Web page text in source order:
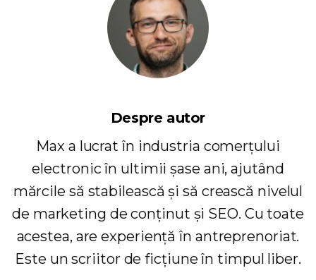
Despre autor
Max a lucrat în industria comerțului
electronic în ultimii șase ani, ajutând
mărcile să stabilească și să crească nivelul
de marketing de conținut și SEO. Cu toate
acestea, are experiență în antreprenoriat.
Este un scriitor de ficțiune în timpul liber.